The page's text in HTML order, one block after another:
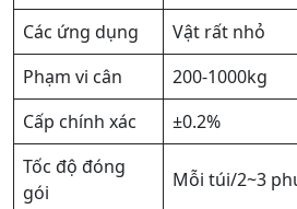
Các ứng dụng
Vật rất nhỏ
Phạm vi cân
200-1000kg
Cấp chính xác
±0.2%
Tốc độ đóng
gói
Mỗi túi/2~3